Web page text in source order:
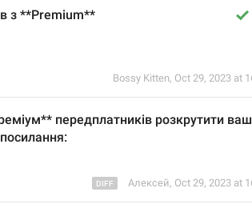
з **Premium**
Bossy Kitten, Oct 29, 2023 at
передплатників розкрутити
:
Алексей, Oct 29, 2023 at